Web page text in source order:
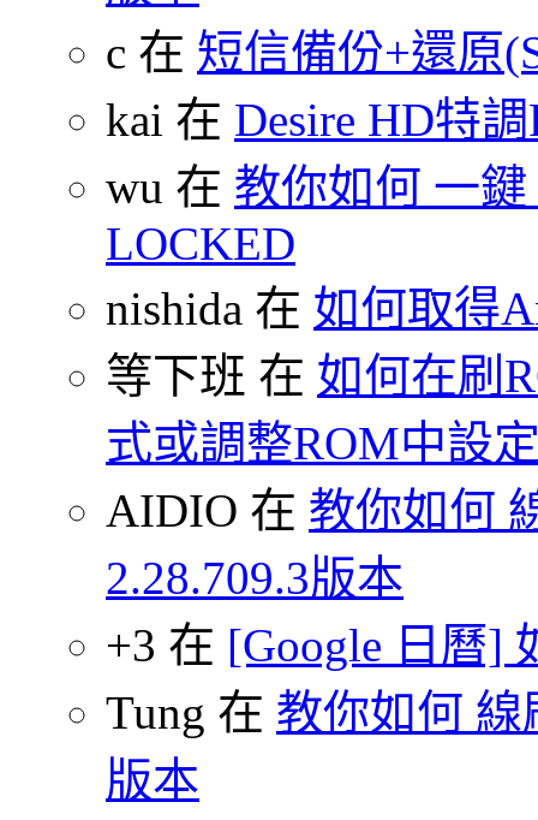
c 在 短信備份+還原
kai 在 Desire HD特
wu 在 教你如何 一
LOCKED
nishida 在 如何取得
等下班 在 如何在刷
式或調整ROM中設
AIDIO 在 教你如何
2.28.709.3版本
+3 在 [Google 日曆]
Tung 在 教你如何 線
版本